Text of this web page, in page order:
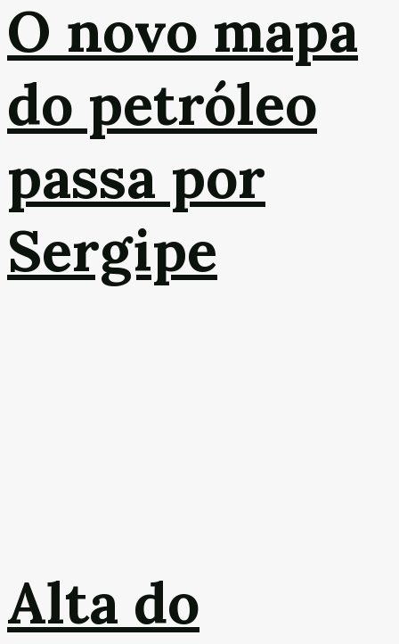
O novo mapa
do petróleo
passa por
Sergipe
Alta do